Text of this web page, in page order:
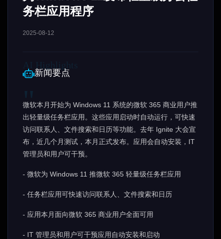
务栏应用程序
2025-08-12
新闻要点
微软本月开始为 Windows 11 系统的微软 365 商业用户推
出轻量级任务栏应用。这些应用启动时自动运行，可快速
访问联系人、文件搜索和日历等功能。去年 Ignite 大会宣
布，近几个月测试，本月正式发布。应用会自动安装，IT
管理员和用户可干预。
- 微软为 Windows 11 推微软 365 轻量级任务栏应用
- 任务栏应用可快速访问联系人、文件搜索和日历
- 应用本月面向微软 365 商业用户全面可用
- IT 管理员和用户可干预应用自动安装和启动